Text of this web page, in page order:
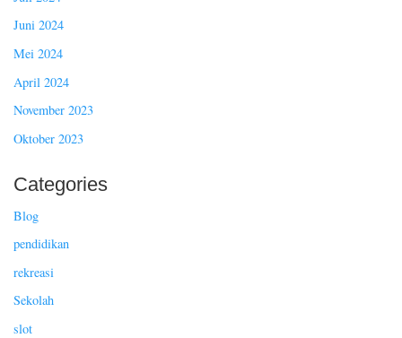
Juni 2024
Mei 2024
April 2024
November 2023
Oktober 2023
Categories
Blog
pendidikan
rekreasi
Sekolah
slot